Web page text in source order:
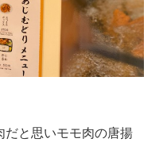
だと思いモモ肉の唐揚